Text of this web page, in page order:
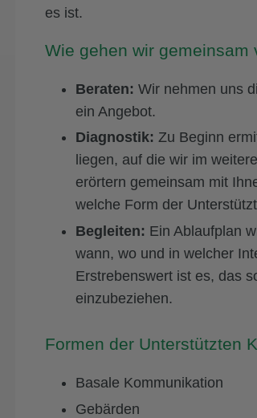
es ist.
Wie gehen wir gemeinsam
Beraten: Wir nehmen uns
ein Angebot.
Diagnostik: Zu Beginn
liegen, auf die wir im
erörtern gemeinsam mit
welche Form der
Begleiten: Ein Ablaufplan
wann, wo und in welcher
Erstrebenswert ist es, das
einzubeziehen.
Formen der Unterstützten
Basale Kommunikation
Gebärden